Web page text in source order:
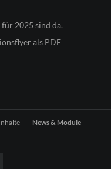
2025 sind da.
als PDF
News & Module